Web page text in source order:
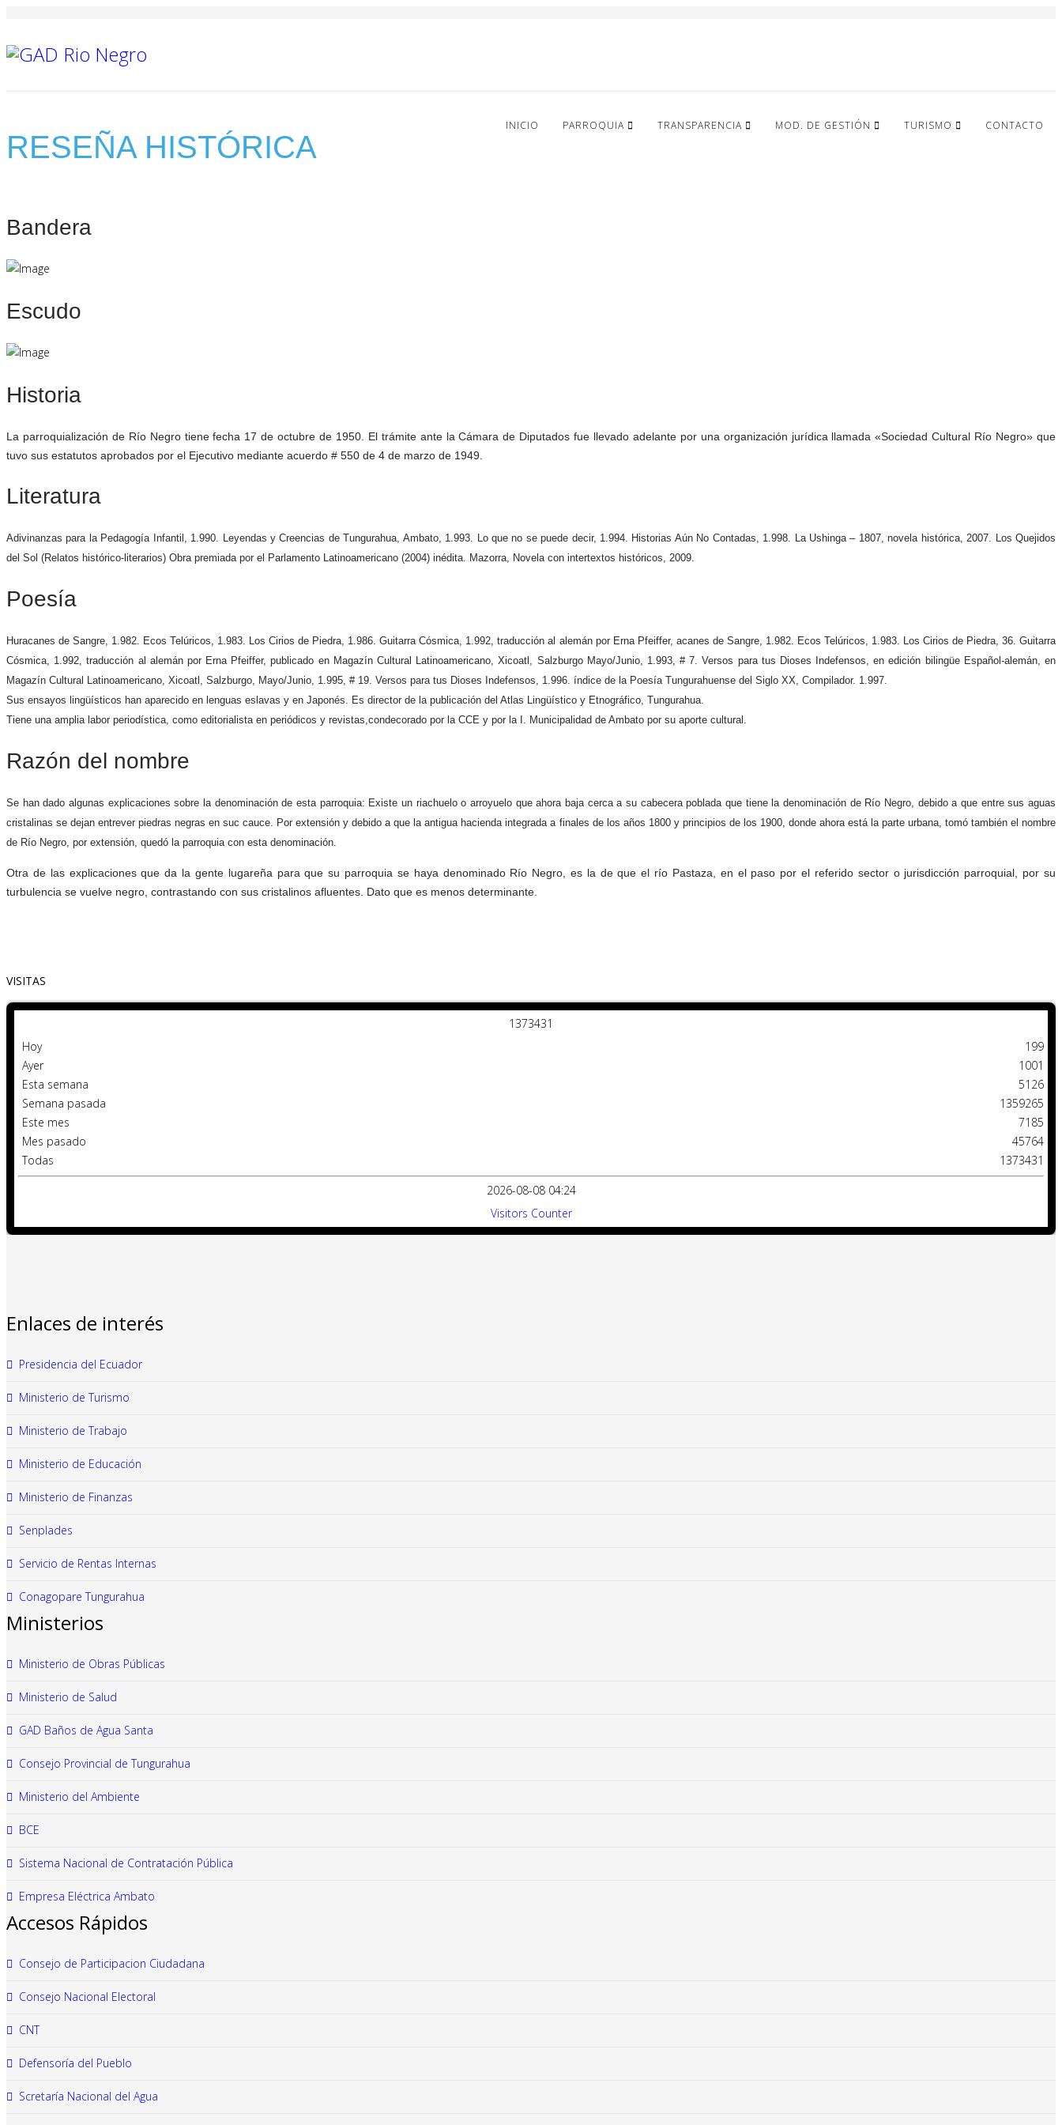
INICIO PARROQUIA TRANSPARENCIA MOD. DE GESTIÓN TURISMO CONTACTO
RESEÑA HISTÓRICA
Bandera
Escudo
Historia
La parroquialización de Río Negro tiene fecha 17 de octubre de 1950. El trámite ante la Cámara de Diputados fue llevado adelante por una organización jurídica llamada «Sociedad Cultural Río Negro» que
tuvo sus estatutos aprobados por el Ejecutivo mediante acuerdo # 550 de 4 de marzo de 1949.
Literatura
Adivinanzas para la Pedagogía Infantil, 1.990. Leyendas y Creencias de Tungurahua, Ambato, 1.993. Lo que no se puede decir, 1.994. Historias Aún No Contadas, 1.998. La Ushinga – 1807, novela histórica, 2007. Los Quejidos
del Sol (Relatos histórico-literarios) Obra premiada por el Parlamento Latinoamericano (2004) inédita. Mazorra, Novela con intertextos históricos, 2009.
Poesía
Huracanes de Sangre, 1.982. Ecos Telúricos, 1.983. Los Cirios de Piedra, 1.986. Guitarra Cósmica, 1.992, traducción al alemán por Erna Pfeiffer, acanes de Sangre, 1.982. Ecos Telúricos, 1.983. Los Cirios de Piedra, 36. Guitarra
Cósmica, 1.992, traducción al alemán por Erna Pfeiffer, publicado en Magazín Cultural Latinoamericano, Xicoatl, Salzburgo Mayo/Junio, 1.993, # 7. Versos para tus Dioses Indefensos, en edición bilingüe Español-alemán, en
Magazín Cultural Latinoamericano, Xicoatl, Salzburgo, Mayo/Junio, 1.995, # 19. Versos para tus Dioses Indefensos, 1.996. índice de la Poesía Tungurahuense del Siglo XX, Compilador. 1.997.
Sus ensayos lingüísticos han aparecido en lenguas eslavas y en Japonés. Es director de la publicación del Atlas Lingüístico y Etnográfico, Tungurahua.
Tiene una amplia labor periodística, como editorialista en periódicos y revistas,condecorado por la CCE y por la I. Municipalidad de Ambato por su aporte cultural.
Razón del nombre
Se han dado algunas explicaciones sobre la denominación de esta parroquia: Existe un riachuelo o arroyuelo que ahora baja cerca a su cabecera poblada que tiene la denominación de Río Negro, debido a que entre sus aguas
cristalinas se dejan entrever piedras negras en suc cauce. Por extensión y debido a que la antigua hacienda integrada a finales de los años 1800 y principios de los 1900, donde ahora está la parte urbana, tomó también el nombre
de Río Negro, por extensión, quedó la parroquia con esta denominación.
Otra de las explicaciones que da la gente lugareña para que su parroquia se haya denominado Río Negro, es la de que el río Pastaza, en el paso por el referido sector o jurisdicción parroquial, por su
turbulencia se vuelve negro, contrastando con sus cristalinos afluentes. Dato que es menos determinante.
VISITAS
1 373431
Hoy
Ayer
Esta semana
Semana pasada
Este mes
Mes pasado
Todas
199
1001
5126
1359265
7185
45764
1373431
2026-08-08 04:24
Visitors Counter
Enlaces de interés
Presidencia del Ecuador
Ministerio de Turismo
Ministerio de Trabajo
Ministerio de Educación
Ministerio de Finanzas
Senplades
Servicio de Rentas Internas
Conagopare Tungurahua
Ministerios
Ministerio de Obras Públicas
Ministerio de Salud
GAD Baños de Agua Santa
Consejo Provincial de Tungurahua
Ministerio del Ambiente
BCE
Sistema Nacional de Contratación Pública
Empresa Eléctrica Ambato
Accesos Rápidos
Consejo de Participacion Ciudadana
Consejo Nacional Electoral
CNT
Defensoría del Pueblo
Scretaría Nacional del Agua